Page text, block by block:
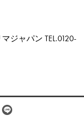
ジャパン TEL.0120-